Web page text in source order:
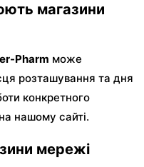
магазини
Pharm може
розташування та дня
конкретного
нашому сайті.
мережі